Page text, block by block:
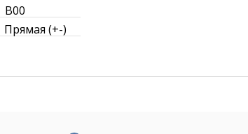
B00
Прямая (+-)